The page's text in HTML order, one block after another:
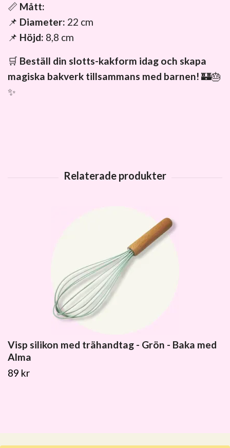
📏 Mått:
📌 Diameter: 22 cm
📌 Höjd: 8,8 cm
🛒 Beställ din slotts-kakform idag och skapa
magiska bakverk tillsammans med barnen! 🏰🎂
✨
Visp silikon med trähandtag - Grön - Baka med
Alma
89 kr